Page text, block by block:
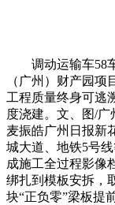
调动运输车58车
（广州）财产园
工程质量终身可逃
度浇建。文、图/
麦振皓广州日报新
城大道、地铁5号
成施工全过程影像
绑扎到模板安拆，
块“正负零”梁板提